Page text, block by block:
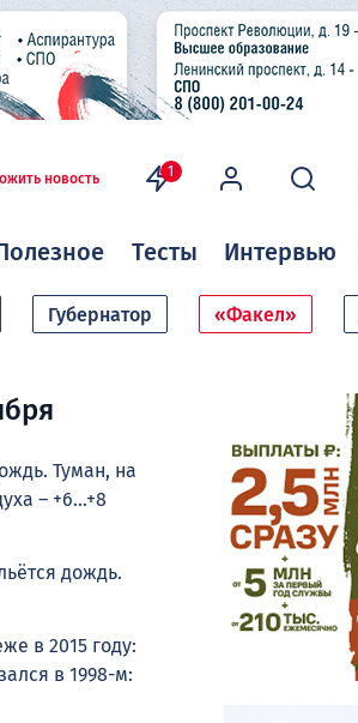
новость 1
Тесты Интервью
Губернатор «Факел»
Туман, на
– +6…+8
дождь.
в 2015 году:
в 1998-м: